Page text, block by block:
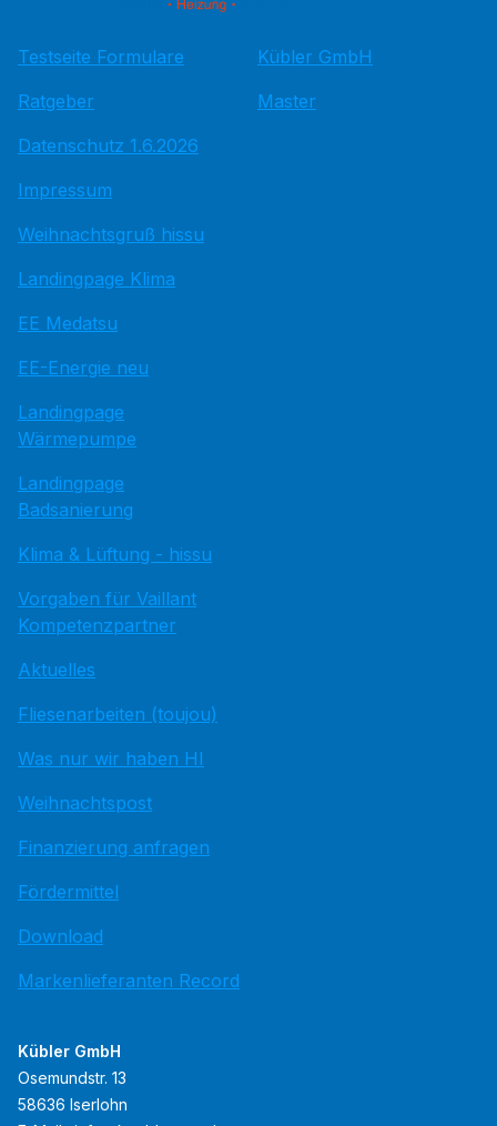
Testseite Formulare
Ratgeber
Datenschutz 1.6.2026
Impressum
Weihnachtsgruß hissu
Landingpage Klima
EE Medatsu
EE-Energie neu
Landingpage
Wärmepumpe
Landingpage
Badsanierung
Klima & Lüftung - hissu
Vorgaben für Vaillant
Kompetenzpartner
Aktuelles
Fliesenarbeiten (toujou)
Was nur wir haben HI
Weihnachtspost
Finanzierung anfragen
Fördermittel
Download
Markenlieferanten Record
Kübler GmbH
Master
Kübler GmbH
Osemundstr. 13
58636 Iserlohn